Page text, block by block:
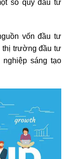
số quỹ đầu tư
vốn đầu tư
thị trường đầu tư
sáng tạo